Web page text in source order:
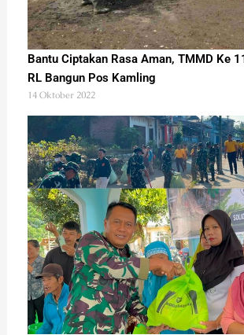
Bantu Ciptakan Rasa Aman, TMMD Ke
RL Bangun Pos Kamling
14 Oktober 2022